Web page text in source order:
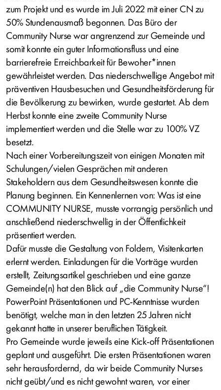
zum Projekt und es wurde im Juli 2022 mit einer CN zu
50% Stundenausmaß begonnen. Das Büro der
Community Nurse war angrenzend zur Gemeinde und
somit konnte ein guter Informationsfluss und eine
barrierefreie Erreichbarkeit für Bewoher*innen
gewährleistet werden. Das niederschwellige Angebot mit
präventiven Hausbesuchen und Gesundheitsförderung für
die Bevölkerung zu bewirken, wurde gestartet. Ab dem
Herbst konnte eine zweite Community Nurse
implementiert werden und die Stelle war zu 100% VZ
besetzt.
Nach einer Vorbereitungszeit von einigen Monaten mit
Schulungen/vielen Gesprächen mit anderen
Stakeholdern aus dem Gesundheitswesen konnte die
Planung beginnen. Ein Kennenlernen von: Was ist eine
COMMUNITY NURSE, musste vorrangig persönlich und
anschließend niederschwellig in der Öffentlichkeit
präsentiert werden.
Dafür musste die Gestaltung von Foldern, Visitenkarten
erlernt werden. Einladungen für die Vorträge wurden
erstellt, Zeitungsartikel geschrieben und eine ganze
Gemeinde(n) hat den Blick auf „die Community Nurse“!
PowerPoint Präsentationen und PC-Kenntnisse wurden
benötigt, welche man in den letzten 25 Jahren nicht
gekannt hatte in unserer beruflichen Tätigkeit.
Pro Gemeinde wurde jeweils eine Kick-off Präsentationen
geplant und ausgeführt. Die ersten Präsentationen waren
sehr herausfordernd, da wir beide Community Nurses
nicht geübt/und es nicht gewohnt waren, vor einer